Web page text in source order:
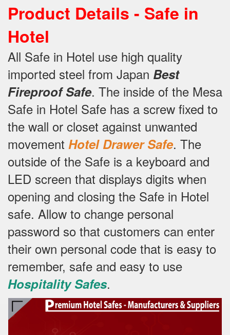
Product Details - Safe in
Hotel
All Safe in Hotel use high quality
imported steel from Japan Best
Fireproof Safe. The inside of the Mesa
Safe in Hotel Safe has a screw fixed to
the wall or closet against unwanted
movement Hotel Drawer Safe. The
outside of the Safe is a keyboard and
LED screen that displays digits when
opening and closing the Safe in Hotel
safe. Allow to change personal
password so that customers can enter
their own personal code that is easy to
remember, safe and easy to use
Hospitality Safes.